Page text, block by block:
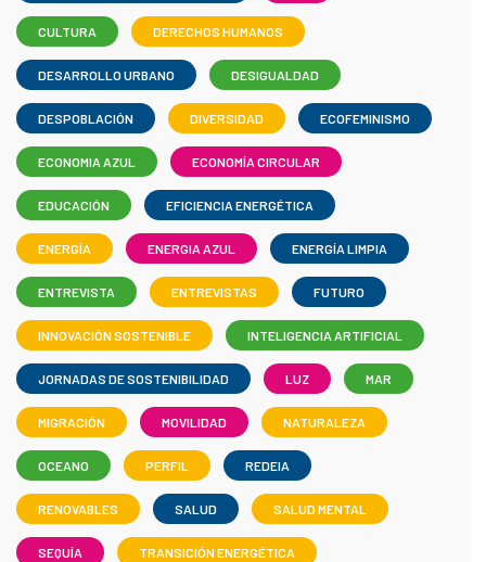
CULTURA DERECHOS HUMANOS
DESARROLLO URBANO DESIGUALDAD
DESPOBLACIÓN DIVERSIDAD ECOFEMINISMO
ECONOMIA AZUL ECONOMÍA CIRCULAR
EDUCACIÓN EFICIENCIA ENERGÉTICA
ENERGÍA ENERGIA AZUL ENERGÍA LIMPIA
ENTREVISTA ENTREVISTAS FUTURO
INNOVACIÓN SOSTENIBLE INTELIGENCIA ARTIFICIAL
JORNADAS DE SOSTENIBILIDAD LUZ MAR
MIGRACIÓN MOVILIDAD NATURALEZA
OCEANO PERFIL REDEIA
RENOVABLES SALUD SALUD MENTAL
SEQUÍA TRANSICIÓN ENERGÉTICA